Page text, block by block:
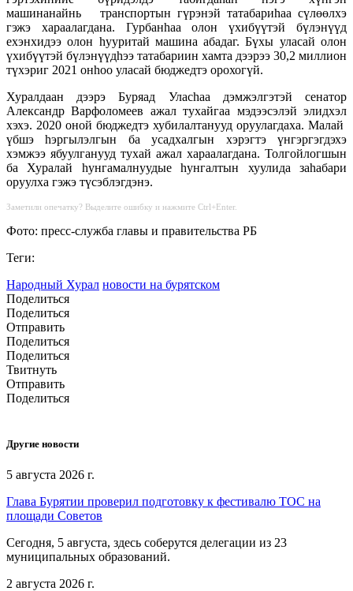
машинанайнь транспортын гүрэнэй татабариhаа сүлөөлхэ
гэжэ хараалагдана. Гурбанhаа олон үхибүүтэй бүлэнүүд
ехэнхидээ олон hууритай машина абадаг. Бүхы уласай олон
үхибүүтэй бүлэнүүдhээ татабариин хамта дээрээ 30,2 миллион
түхэриг 2021 онhоо уласай бюджедтэ орохогүй.
Хуралдаан дээрэ Буряад Уласhаа дэмжэлгэтэй сенатор
Александр Варфоломеев ажал тухайгаа мэдээсэлэй элидхэл
хэхэ. 2020 оной бюджедтэ хубилалтанууд оруулагдаха. Малай
үбшэ hэргылэлгын ба усадхалгын хэрэгтэ үнгэргэгдэхэ
хэмжээ ябуулганууд тухай ажал хараалагдана. Толгойлогшын
ба Хуралай hунгамалнуудые hунгалтын хуулида заhабари
оруулха гэжэ түсэблэгдэнэ.
Заметили опечатку? Выделите ошибку и нажмите Ctrl+Enter.
Фото: пресс-служба главы и правительства РБ
Теги:
Народный Хурал новости на бурятском
Поделиться
Поделиться
Отправить
Поделиться
Поделиться
Твитнуть
Отправить
Поделиться
Другие новости
5 августа 2026 г.
Глава Бурятии проверил подготовку к фестивалю ТОС на
площади Советов
Сегодня, 5 августа, здесь соберутся делегации из 23
муниципальных образований.
2 августа 2026 г.